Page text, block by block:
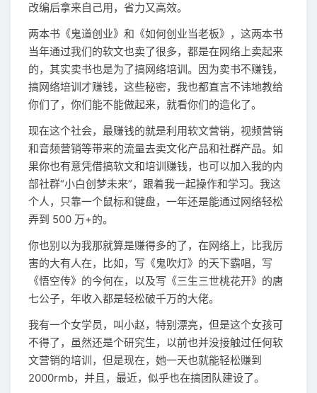
改编后拿来自己用，省力又高效。
两本书《鬼道创业》和《如何创业当老板》，这两本书
当年通过我们的软文也卖了很多，都是在网络上卖起来
的，其实卖书也是为了搞网络培训。因为卖书不赚钱，
搞网络培训才赚钱，这些秘密，我也都直言不讳地教给
你们了，你们能不能做起来，就看你们的造化了。
现在这个社会，最赚钱的就是利用软文营销，视频营销
和音频营销等带来的流量去卖文化产品和社群产品。如
果你也有意凭借搞软文和培训赚钱，也可以加入我的内
部社群“小白创梦未来”，跟着我一起操作和学习。我这
个人，只靠一个鼠标和键盘，一年还是能通过网络轻松
弄到 500 万+的。
你也别以为我那就算是赚得多的了，在网络上，比我厉
害的大有人在，比如，写《鬼吹灯》的天下霸唱，写
《悟空传》的今何在，以及写《三生三世桃花开》的唐
七公子，年收入都是轻松破千万的大佬。
我有一个女学员，叫小赵，特别漂亮，但是这个女孩可
不得了，虽然还是个研究生，以前也并没接触过任何软
文营销的培训，但是现在，她一天也就能轻松赚到
2000rmb，并且，最近，似乎也在搞团队建设了。